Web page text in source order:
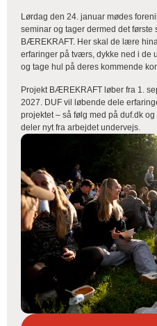
Lørdag den 24. januar mødes
seminar og tager dermed det
BÆREKRAFT. Her skal de lære
erfaringer på tværs, dykke ned i de
og tage hul på deres kommende
Projekt BÆREKRAFT løber fra 1.
2027. DUF vil løbende dele
projektet – så følg med på duf.dk
deler nyt fra arbejdet undervejs.